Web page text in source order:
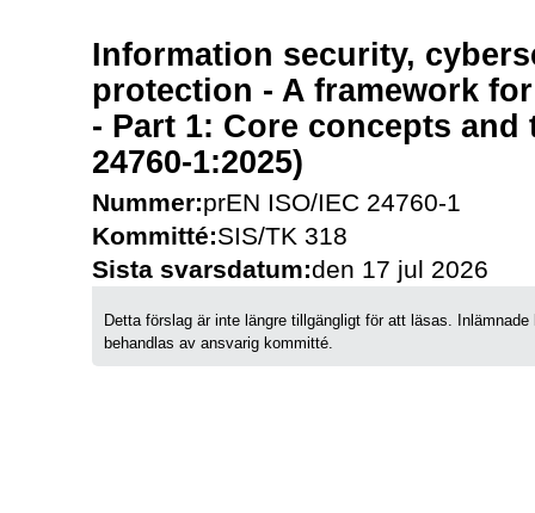
Information security,
protection - A framework
- Part 1: Core concepts and
24760-1:2025)
Nummer:prEN ISO/IEC 24760-1
Kommitté:SIS/TK 318
Sista svarsdatum:den 17 jul 2026
Detta förslag är inte längre tillgängligt för att läsas.
behandlas av ansvarig kommitté.